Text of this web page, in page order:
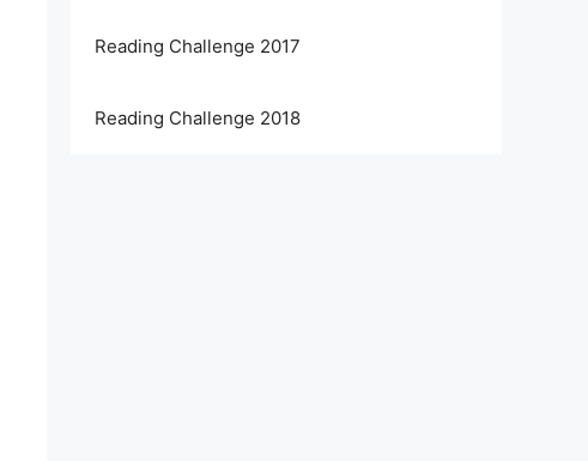
Reading Challenge 2017
Reading Challenge 2018